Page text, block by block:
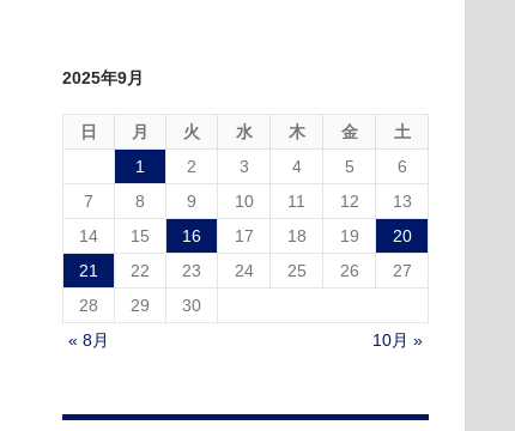
2025年9月
日 月 火 水 木 金
土
1
2 3 4 5
6
7
8 9 10 11 12
13
14
15 16 17 18 19
20
21
22 23 24 25 26
27
28
29
30
« 8月
10月 »